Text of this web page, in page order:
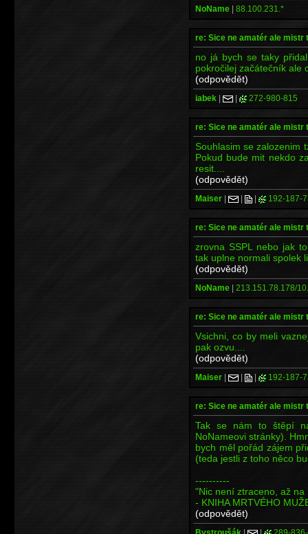
NoName | 88.100.231.*
re: Sice ne amatér ale mistr
no já bych se taky
pokročilej začátečník ale
(odpovědět)
iabek | | 272-980-815
re: Sice ne amatér ale mistr
Souhlasim se zalozenim
Pokud bude mit nekdo
resit....
(odpovědět)
Maiser | | | 192-187-
re: Sice ne amatér ale mistr
zrovna SSPL nebo jak
tak uplne normali spolek
(odpovědět)
NoName | 213.151.78.178/
re: Sice ne amatér ale mistr
Vsichni, co by meli
pak ozvu....
(odpovědět)
Maiser | | | 192-187-
re: Sice ne amatér ale mistr
Tak se nám to štěpí
NoNameovi stránky).
bych měl pořád zájem
(teda jestli z toho něco
----------
"Nic není ztraceno, až na
- KNIHA MRTVÉHO
(odpovědět)